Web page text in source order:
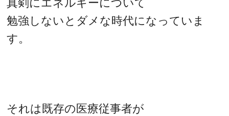
真剣にエネルギーについて
勉強しないとダメな時代になっていま
す。
それは既存の医療従事者が